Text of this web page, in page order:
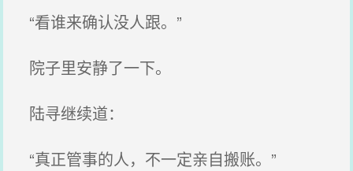
“看谁来确认没人跟。”
院子里安静了一下。
陆寻继续道：
“真正管事的人，不一定亲自搬账。”